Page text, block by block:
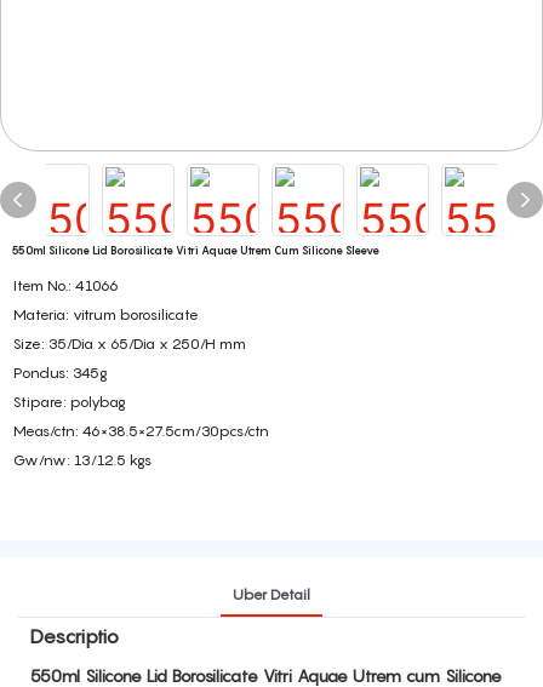
550ml Silicone Lid Borosilicate Vitri Aquae Utrem Cum Silicone Sleeve
Item No.: 41066
Materia: vitrum borosilicate
Size: 35/Dia x 65/Dia x 250/H mm
Pondus: 345g
Stipare: polybag
Meas/ctn: 46×38.5×27.5cm/30pcs/ctn
Gw/nw: 13/12.5 kgs
Uber Detail
Descriptio
550ml Silicone Lid Borosilicate Vitri Aquae Utrem cum Silicone